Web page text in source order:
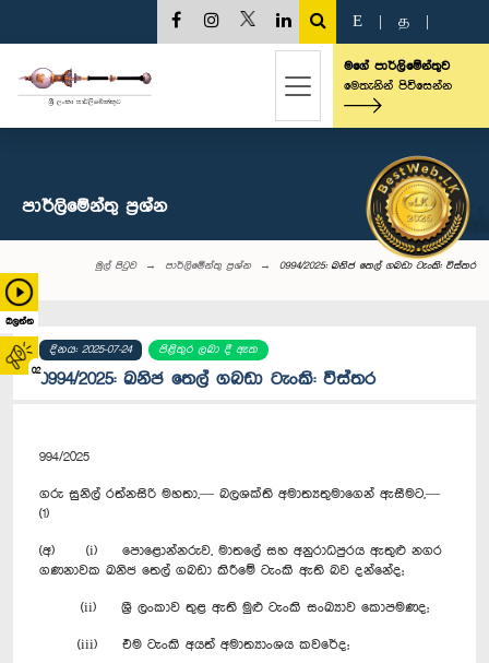
බලන්න
02
E த
මගේ පාර්ලිමේන්තුව
මෙතැනින් පිවිසෙන්න
පාර්ලි‌මේන්තු‌ ප්‍රශ්න
මුල් පිටුව පාර්ලි‌මේන්තු‌ ප්‍රශ්න 0994/2025: ඛනිජ තෙල් ගබඩා ටැංකි: විස්තර
දිනය: 2025-07-24 පිළිතුර ලබා දී ඇත
0994/2025: ඛනිජ තෙල් ගබඩා ටැංකි: විස්තර
994/2025
ගරු සුනිල් රත්නසිරි මහතා,— බලශක්ති අමාත්‍යතුමාගෙන් ඇසීමට,—
(1)
(අ) (i) පොළොන්නරුව, මාතලේ සහ අනුරාධපුරය ඇතුළු නගර
ගණනාවක ඛනිජ තෙල් ගබඩා කිරීමේ ටැංකි ඇති බව දන්නේද;‍
(ii) ශ්‍රී ලංකාව තුළ ඇති මුළු ටැංකි සංඛ්‍යාව කොපමණද;
(iii) එම ටැංකි අයත් අමාත්‍යාංශය කවරේද;